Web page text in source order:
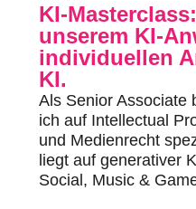
KI-
unserem KI-
individuellen
KI.
Als Senior Associate
ich auf Intellectual
und Medienrecht
liegt auf generativer
Social, Music &